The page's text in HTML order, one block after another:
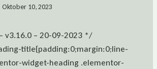
Oktober 10, 2023
v3.16.0 – 20-09-2023 */
title{padding:0;margin:0;line-
widget-heading .elementor-